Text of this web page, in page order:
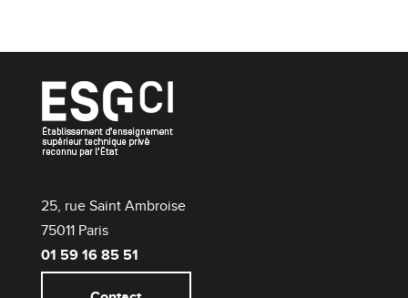
25, rue Saint Ambroise
75011 Paris
01 59 16 85 51